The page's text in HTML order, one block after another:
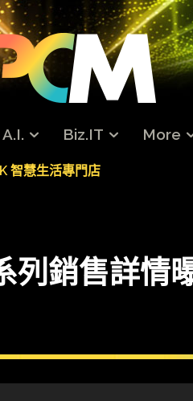
A.I. Biz.IT More
智慧生活專門店
列銷售詳